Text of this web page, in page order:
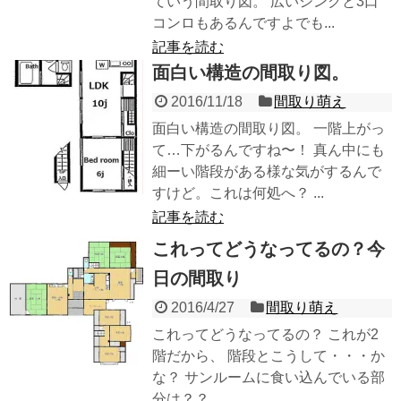
コンロもあるんですよでも...
記事を読む
面白い構造の間取り図。
2016/11/18
間取り萌え
面白い構造の間取り図。 一階上がっ
て…下がるんですね〜！ 真ん中にも
細ーい階段がある様な気がするんで
すけど。これは何処へ？ ...
記事を読む
これってどうなってるの？今
日の間取り
2016/4/27
間取り萌え
これってどうなってるの？ これが2
階だから、 階段とこうして・・・か
な？ サンルームに食い込んでいる部